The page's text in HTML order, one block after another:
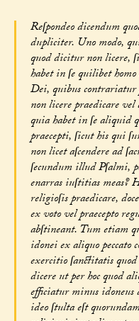
Reſpondeo dicendum
dupliciter. Uno modo,
quod dicitur non licere,
habet in ſe quilibet
Dei, quibus
non licere praedicare
quia habet in ſe aliquid
praecepti, ſicut his qui
non licet aſcendere ad
ſecundum illud Pſalmi,
enarras iuſtitias meas?
religioſis praedicare,
ex voto vel praecepto
abſtineant. Tum etiam
idonei ex aliquo peccato
exercitio ſanctitatis
dicere ut per hoc quod
efficiatur minus
ideo ſtulta eſt